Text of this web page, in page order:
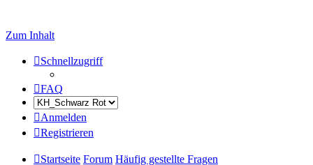
Zum Inhalt
Schnellzugriff
FAQ
Anmelden
Registrieren
Startseite Forum Häufig gestellte Fragen